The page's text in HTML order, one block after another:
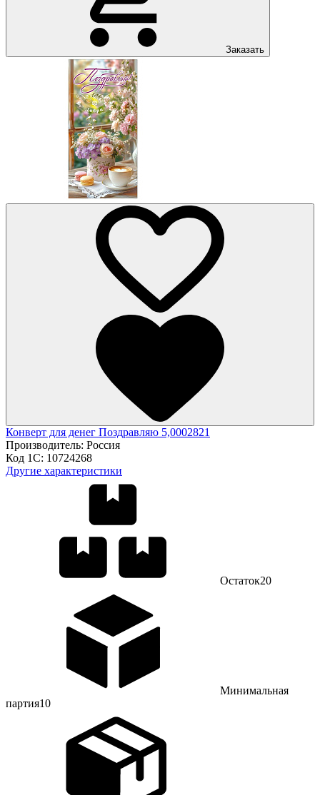
Заказать
Конверт для денег Поздравляю 5,0002821
Производитель: Россия
Код 1С: 10724268
Другие характеристики
Остаток20
Минимальная
партия10